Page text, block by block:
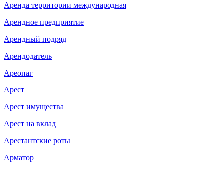
Аренда территории международная
Арендное предприятие
Арендный подряд
Арендодатель
Ареопаг
Арест
Арест имущества
Арест на вклад
Арестантские роты
Арматор